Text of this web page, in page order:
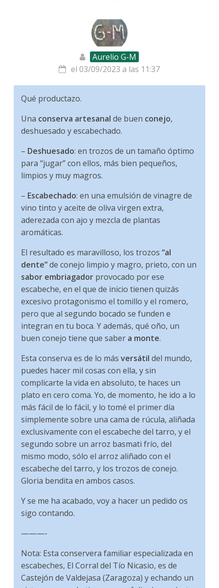
Aurelio G-M
el 03/09/2023 a las 11:37
Qué productazo.
Una conserva artesanal de buen conejo,
deshuesado y escabechado.
– Deshuesado: en trozos de un tamaño óptimo
para “jugar” con ellos, más bien pequeños,
limpios y muy magros.
– Escabechado: en una emulsión de vinagre de
vino tinto y aceite de oliva virgen extra,
aderezada con ajo y mezcla de plantas
aromáticas.
El resultado es maravilloso, los trozos“al
dente”de conejo limpio y magro, prieto, con un
sabor embriagador provocado por ese
escabeche, en el que de inicio tienen quizás
excesivo protagonismo el tomillo y el romero,
pero que al segundo bocado se funden e
integran en tu boca. Y además, qué oño, un
buen conejo tiene que saber a monte.
Esta conserva es de lo másversátil del mundo,
puedes hacer mil cosas con ella, y sin
complicarte la vida en absoluto, te haces un
plato en cero coma. Yo, de momento, he ido a lo
más fácil de lo fácil, y lo tomé el primer día
simplemente sobre una cama de rúcula, aliñada
exclusivamente con el escabeche del tarro, y el
segundo sobre un arroz basmati frío, del
mismo modo, sólo el arroz aliñado con el
escabeche del tarro, y los trozos de conejo.
Gloria bendita en ambos casos.
Y se me ha acabado, voy a hacer un pedido os
sigo contando.
———-
Nota: Esta conservera familiar especializada en
escabeches, El Corral del Tío Nicasio, es de
Castejón de Valdejasa (Zaragoza) y echando un